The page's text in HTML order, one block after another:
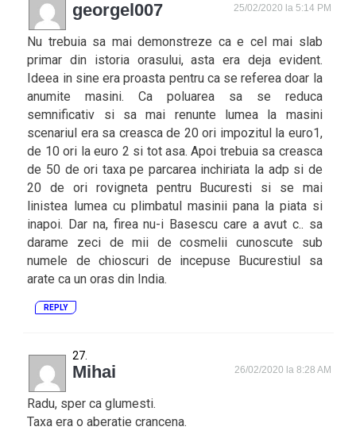
georgel007 25/02/2020 la 5:14 PM
Nu trebuia sa mai demonstreze ca e cel mai slab
primar din istoria orasului, asta era deja evident.
Ideea in sine era proasta pentru ca se referea doar la
anumite masini. Ca poluarea sa se reduca
semnificativ si sa mai renunte lumea la masini
scenariul era sa creasca de 20 ori impozitul la euro1,
de 10 ori la euro 2 si tot asa. Apoi trebuia sa creasca
de 50 de ori taxa pe parcarea inchiriata la adp si de
20 de ori rovigneta pentru Bucuresti si se mai
linistea lumea cu plimbatul masinii pana la piata si
inapoi. Dar na, firea nu-i Basescu care a avut c.. sa
darame zeci de mii de cosmelii cunoscute sub
numele de chioscuri de incepuse Bucurestiul sa
arate ca un oras din India.
REPLY
Mihai 26/02/2020 la 8:28 AM
Radu, sper ca glumesti.
Taxa era o aberatie crancena.